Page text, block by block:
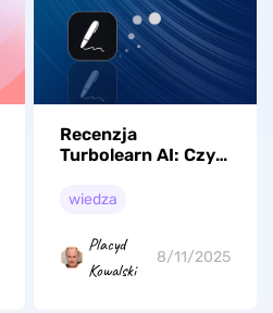
Recenzja
Turbolearn AI: Czy
dobry?
wiedza
Placyd
Kowalski
8/11/2025